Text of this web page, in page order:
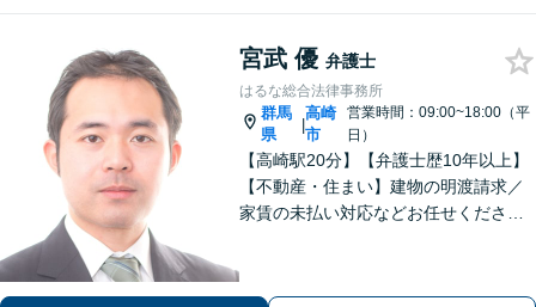
宮武 優 弁護士
はるな総合法律事務所
群馬
県
|
高崎
市
営業時間：09:00~18:00（平
日）
【高崎駅20分】【弁護士歴10年以上】
【不動産・住まい】建物の明渡請求／
家賃の未払い対応などお任せくださ